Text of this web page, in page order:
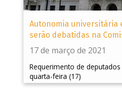
Autonomia universitária
serão debatidas na
17 de março de 2021
Requerimento de
quarta-feira (17)